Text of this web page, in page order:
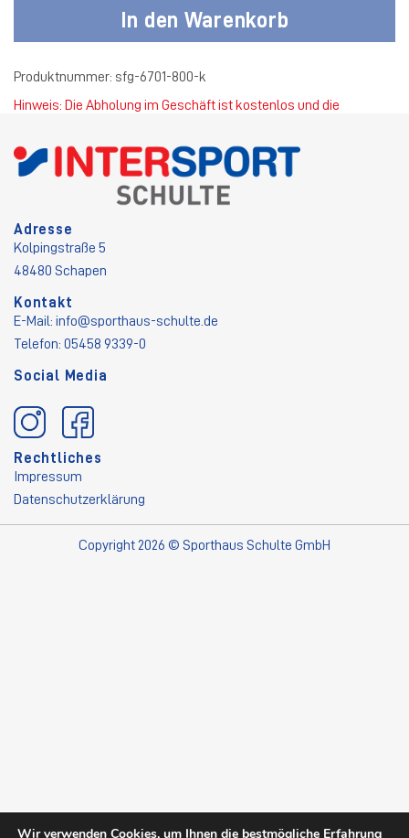
In den Warenkorb
Produktnummer: sfg-6701-800-k
Hinweis: Die Abholung im Geschäft ist kostenlos und die
Adresse
Kolpingstraße 5
48480 Schapen
Kontakt
E-Mail: info@sporthaus-schulte.de
Telefon: 05458 9339-0
Social Media
Rechtliches
Impressum
Datenschutzerklärung
Copyright 2026 © Sporthaus Schulte GmbH
Wir verwenden Cookies, um Ihnen die bestmögliche Erfahrung